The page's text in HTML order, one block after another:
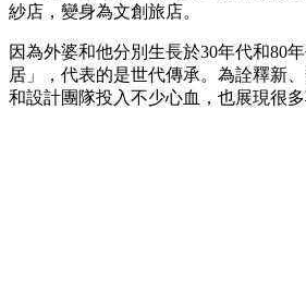
紗店，變身為文創旅店。
因為外婆和他分別生長於30年代和80
居」，代表的是世代傳承。為詮釋新
和設計團隊投入不少心血，也展現很多